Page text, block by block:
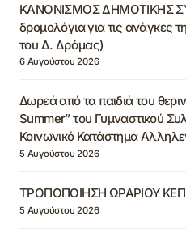
ΚΑΝΟΝΙΣΜΟΣ ΔΗΜΟΤΙΚΗΣ
δρομολόγια για τις ανάγκες
του Δ. Δράμας)
6 Αυγούστου 2026
Δωρεά από τα παιδιά του
Summer” του Γυμναστικού
Κοινωνικό Κατάστημα
5 Αυγούστου 2026
ΤΡΟΠΟΠΟΙΗΣΗ ΩΡΑΡΙΟΥ ΚΕΠ
5 Αυγούστου 2026